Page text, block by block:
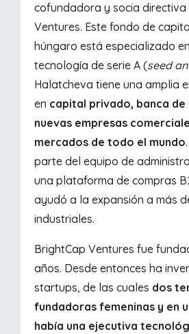
cofundadora y socia directiva
Ventures. Este fondo de
húngaro está especializado
tecnología de serie A (seed
Halatcheva tiene una amplia
en capital privado, banca de
nuevas empresas
mercados de todo el mundo
parte del equipo de
una plataforma de compras
ayudó a la expansión a más
industriales.
BrightCap Ventures fue
años. Desde entonces ha
startups, de las cuales dos
fundadoras femeninas y en
había una ejecutiva